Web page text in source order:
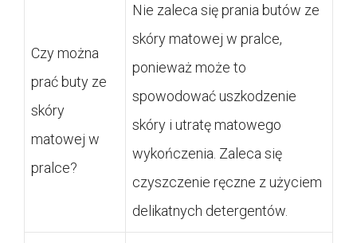
Czy można
prać buty ze
skóry
matowej w
pralce?
Nie zaleca się prania butów ze
skóry matowej w pralce,
ponieważ może to
spowodować uszkodzenie
skóry i utratę matowego
wykończenia. Zaleca się
czyszczenie ręczne z użyciem
delikatnych detergentów.